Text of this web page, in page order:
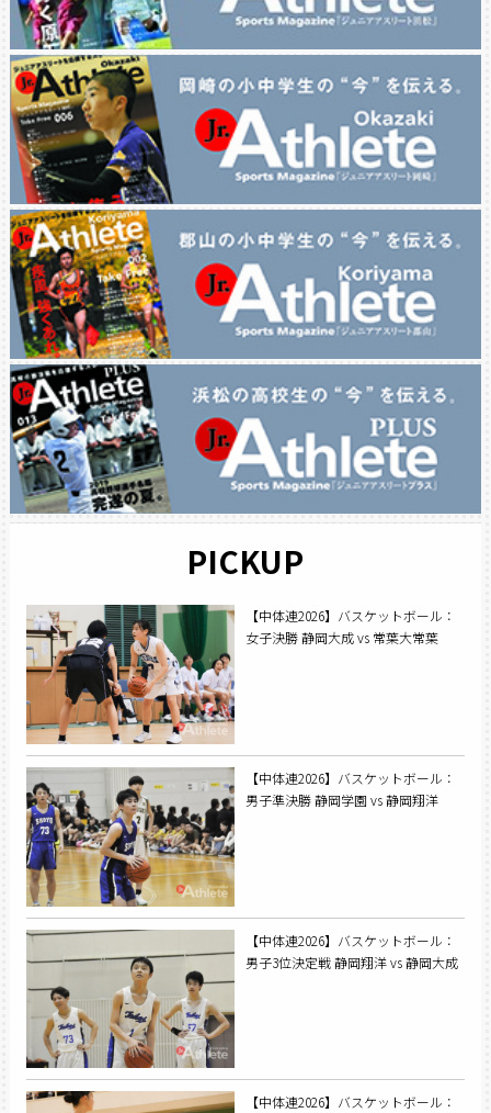
PICKUP
【中体連2026】バスケットボール：
女子決勝 静岡大成 vs 常葉大常葉
【中体連2026】バスケットボール：
男子準決勝 静岡学園 vs 静岡翔洋
【中体連2026】バスケットボール：
男子3位決定戦 静岡翔洋 vs 静岡大成
【中体連2026】バスケットボール：